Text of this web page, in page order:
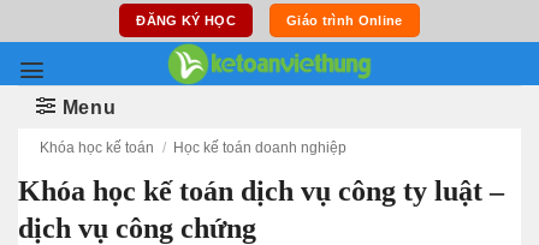
content
ĐĂNG KÝ HỌC Giáo trình Online
Menu
Khóa học kế toán / Học kế toán doanh nghiệp
Khóa học kế toán dịch vụ công ty luật –
dịch vụ công chứng